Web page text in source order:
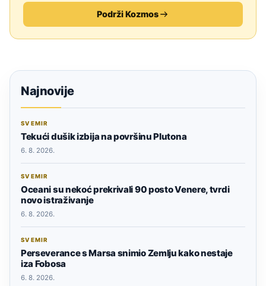
Podrži Kozmos
Najnovije
SVEMIR
Tekući dušik izbija na površinu Plutona
6. 8. 2026.
SVEMIR
Oceani su nekoć prekrivali 90 posto Venere, tvrdi
novo istraživanje
6. 8. 2026.
SVEMIR
Perseverance s Marsa snimio Zemlju kako nestaje
iza Fobosa
6. 8. 2026.